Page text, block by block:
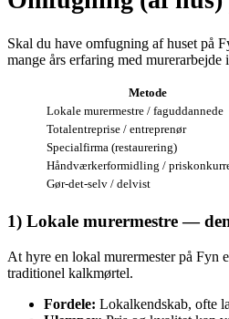
Skal du have omfugning af huset på
mange års erfaring med
Metode
Lokale murermestre / faguddannede
Totalentreprise / entreprenør
Specialfirma (restaurering)
Håndværkerformidling /
Gør‑det‑selv / delvist
1) Lokale murermestre —
At hyre en lokal murermester på Fyn
traditionel kalkmørtel.
Fordele: Lokalkendskab, ofte